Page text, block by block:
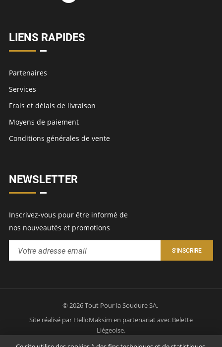
LIENS RAPIDES
Partenaires
Services
Frais et délais de livraison
Moyens de paiement
Conditions générales de vente
NEWSLETTER
Inscrivez-vous pour être informé de
nos nouveautés et promotions
© 2026 Tout Pour la Soudure SA.
Site réalisé par HelloMaksim en partenariat avec Belette
Liégeoise.